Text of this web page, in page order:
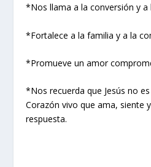
*Nos llama a la conversión y a
*Fortalece a la familia y a la
*Promueve un amor
*Nos recuerda que Jesús no
Corazón vivo que ama, siente
respuesta.